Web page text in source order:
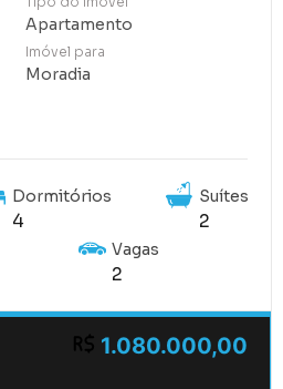
Apartamento
Imóvel para
Moradia
Dormitórios
4
Suítes
2
Vagas
2
1.080.000,00